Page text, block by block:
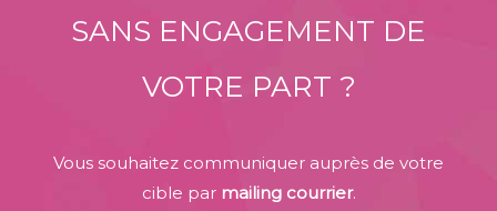
SANS ENGAGEMENT DE
VOTRE PART ?
Vous souhaitez communiquer auprès de votre
cible par mailing courrier.